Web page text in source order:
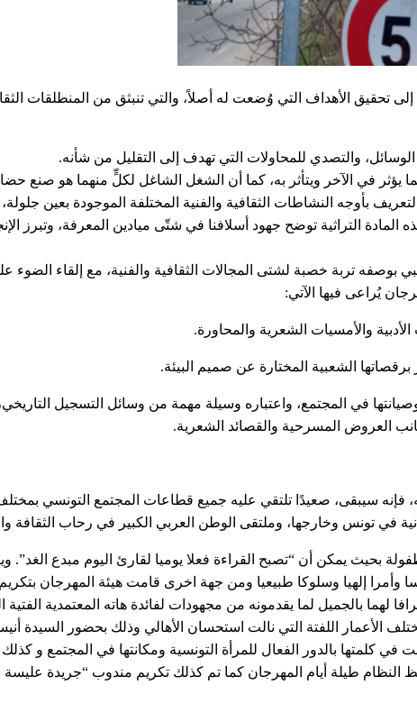
تحقيق الأهداف التي وُضعت له أصلاً، والتي تنبثق من المنطلقات
والتصدي للمحاولات التي تهدف إلى التقليل من شأنه.
يؤثر في الآخر ويتأثر به، كما أن الشغل الشاغل لكلٍّ منهما هو صنع
بأوجه النشاطات الثقافية والفنية المختلفة الموجودة بعين
المادة التراثية توضح جهود أسلافنا في شتّى ميادين المعرفة، وتبرز
بوصفه تربة خصبة لشتى المجالات الثقافية والفنية، مع إلقاء الضوء
يُراعى فيها الآتي:
والأمسيات الشعرية والمحاورة.
الشعبية المختارة عن صميم البيئة.
في المجتمع، واعتباره وسيلة مهمة من وسائل التسجيل
العروض المسرحية والقصائد الشعرية.
فإنه سيبقى، صعيدًا تلتقي عليه جميع قطاعات المجتمع التونسي
في تونس وخارجها، وملتقى الوطن العربي الكبير في رحاب الثقافة
بحيث يمكن أن “تصبح القراءة فعلا يوميا لقارئ اليوم مبدع الغد”.
وأمرا إلهيا وسلوكا طبيعيا ومن جهة اخرى قامت هيئة المهرجان
لهما بالجميل لما يقدمونه من مجهودات لفائدة هاته المعتمدية
مع الاحتفال بعيد المرأة تم تكريم 10 نساء من مختلف الأعمار اللفتة التي نالت استحسان الأهالي وذلك بحضور
في كلمتها بالدور الفعال للمرأة التونسية ومكانتها في المجتمع و
النظام طيلة أيام المهرجان كما تم كذلك تكريم مندوب “جريدة عليسة